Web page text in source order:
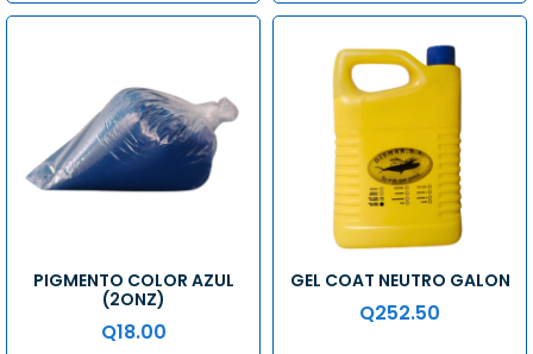
PIGMENTO COLOR AZUL
(2ONZ)
Q18.00
GEL COAT NEUTRO GALON
Q252.50